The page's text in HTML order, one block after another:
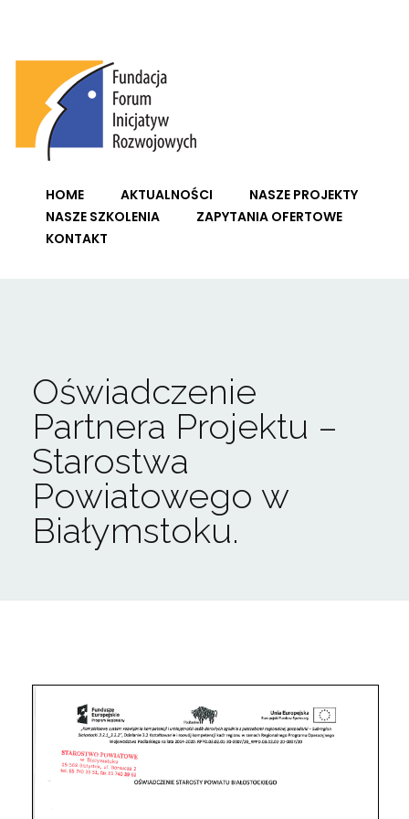
HOME AKTUALNOŚCI
NASZE PROJEKTY
NASZE SZKOLENIA
ZAPYTANIA OFERTOWE
KONTAKT
Oświadczenie
Partnera Projektu –
Starostwa
Powiatowego w
Białymstoku.
O
w